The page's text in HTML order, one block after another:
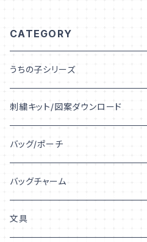
CATEGORY
うちの子シリーズ
うちの子デザイン
うちの子シルエット
うちの子プリント
うちの子「柄」
刺繍キット/図案ダウンロード
キット
図案ダウンロード
バッグ/ポーチ
トートバッグ
巾着
バッグチャーム
文具